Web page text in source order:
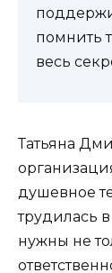
помнить
весь
Татьяна
душевное
трудилась
нужны не